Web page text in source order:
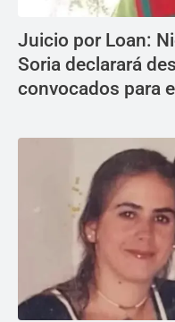
Juicio por Loan:
Soria declarará
convocados para